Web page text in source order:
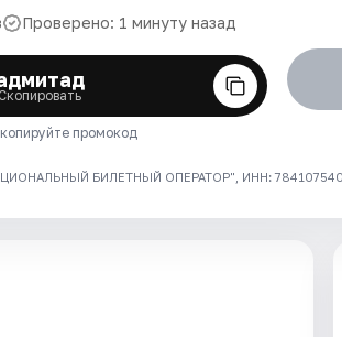
Проверено: 1 минуту назад
Скопировать
промокод
БИЛЕТНЫЙ ОПЕРАТОР", ИНН: 7841075409